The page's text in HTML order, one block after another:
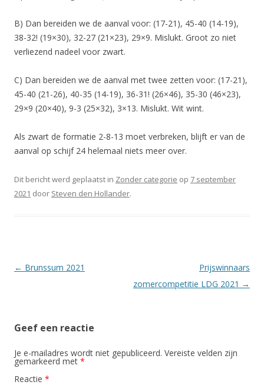
B) Dan bereiden we de aanval voor: (17-21), 45-40 (14-19),
38-32! (19×30), 32-27 (21×23), 29×9. Mislukt. Groot zo niet
verliezend nadeel voor zwart.
C) Dan bereiden we de aanval met twee zetten voor: (17-21),
45-40 (21-26), 40-35 (14-19), 36-31! (26×46), 35-30 (46×23),
29×9 (20×40), 9-3 (25×32), 3×13. Mislukt. Wit wint.
Als zwart de formatie 2-8-13 moet verbreken, blijft er van de
aanval op schijf 24 helemaal niets meer over.
Dit bericht werd geplaatst in Zonder categorie op 7 september
2021 door Steven den Hollander.
Berichtnavigatie
← Brunssum 2021
Prijswinnaars
zomercompetitie LDG 2021 →
Geef een reactie
Je e-mailadres wordt niet gepubliceerd. Vereiste velden zijn
gemarkeerd met *
Reactie *